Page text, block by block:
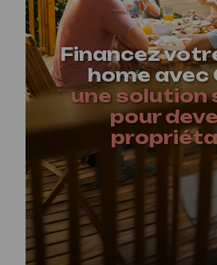
Financez
home avec
une solution
pour